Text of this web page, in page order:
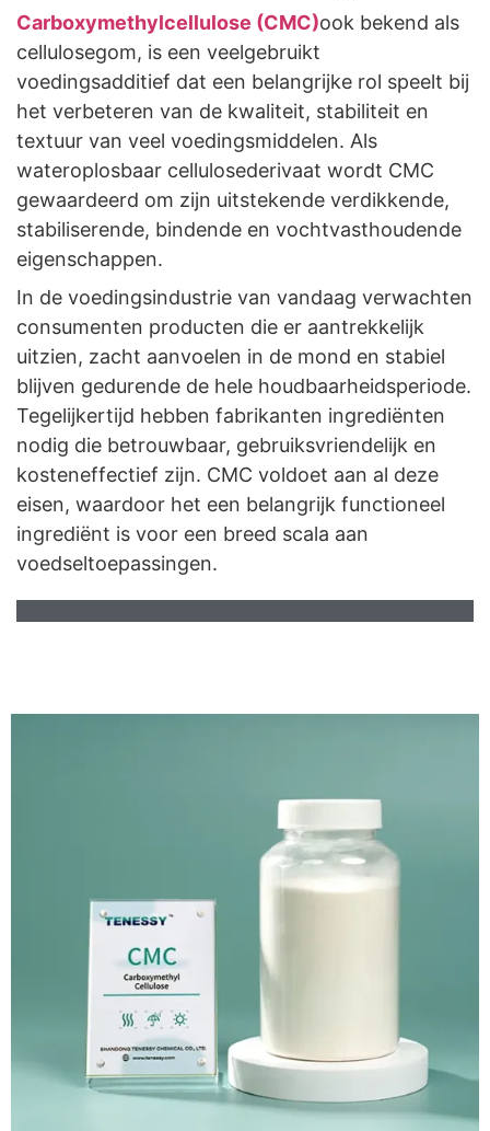
Carboxymethylcellulose (CMC)ook bekend als
cellulosegom, is een veelgebruikt
voedingsadditief dat een belangrijke rol speelt bij
het verbeteren van de kwaliteit, stabiliteit en
textuur van veel voedingsmiddelen. Als
wateroplosbaar cellulosederivaat wordt CMC
gewaardeerd om zijn uitstekende verdikkende,
stabiliserende, bindende en vochtvasthoudende
eigenschappen.
In de voedingsindustrie van vandaag verwachten
consumenten producten die er aantrekkelijk
uitzien, zacht aanvoelen in de mond en stabiel
blijven gedurende de hele houdbaarheidsperiode.
Tegelijkertijd hebben fabrikanten ingrediënten
nodig die betrouwbaar, gebruiksvriendelijk en
kosteneffectief zijn. CMC voldoet aan al deze
eisen, waardoor het een belangrijk functioneel
ingrediënt is voor een breed scala aan
voedseltoepassingen.